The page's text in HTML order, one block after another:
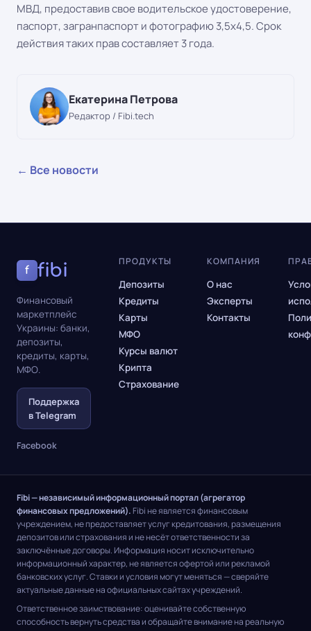
МВД, предоставив свое водительское удостоверение,
паспорт, загранпаспорт и фотографию 3,5х4,5. Срок
действия таких прав составляет 3 года.
Екатерина Петрова
Редактор / Fibi.tech
← Все новости
f fibi
Финансовый
маркетплейс
Украины: банки,
депозиты,
кредиты, карты,
МФО.
Поддержка
в Telegram
Facebook
ПРОДУКТЫ
Депозиты
Кредиты
Карты
МФО
Курсы валют
Крипта
Страхование
КОМПАНИЯ
О нас
Эксперты
Контакты
Fibi — независимый информационный портал (агрегатор
финансовых предложений).Fibi не является финансовым
учреждением, не предоставляет услуг кредитования, размещения
депозитов или страхования и не несёт ответственности за
заключённые договоры. Информация носит исключительно
информационный характер, не является офертой или рекламой
банковских услуг. Ставки и условия могут меняться — сверяйте
актуальные данные на официальных сайтах учреждений.
Ответственное заимствование: оценивайте собственную
способность вернуть средства и обращайте внимание на реальную